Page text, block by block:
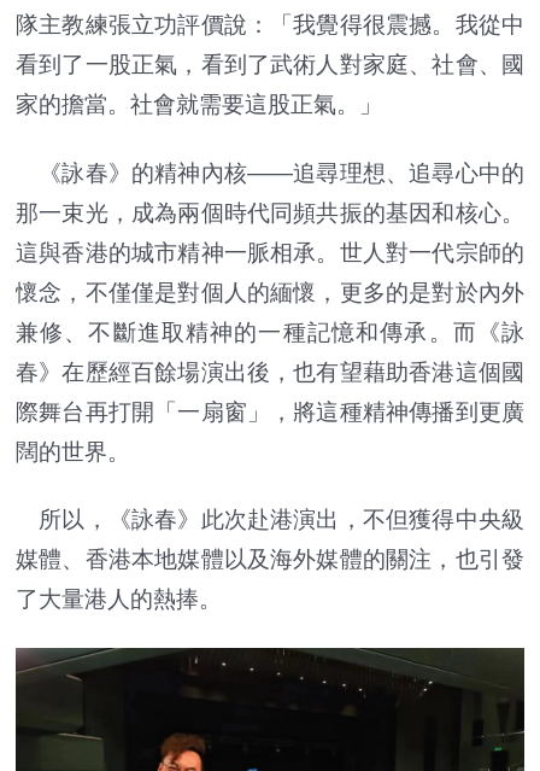
隊主教練張立功評價說：「我覺得很震撼。我從中
看到了一股正氣，看到了武術人對家庭、社會、國
家的擔當。社會就需要這股正氣。」
《詠春》的精神內核——追尋理想、追尋心中的
那一束光，成為兩個時代同頻共振的基因和核心。
這與香港的城市精神一脈相承。世人對一代宗師的
懷念，不僅僅是對個人的緬懷，更多的是對於內外
兼修、不斷進取精神的一種記憶和傳承。而《詠
春》在歷經百餘場演出後，也有望藉助香港這個國
際舞台再打開「一扇窗」，將這種精神傳播到更廣
闊的世界。
所以，《詠春》此次赴港演出，不但獲得中央級
媒體、香港本地媒體以及海外媒體的關注，也引發
了大量港人的熱捧。